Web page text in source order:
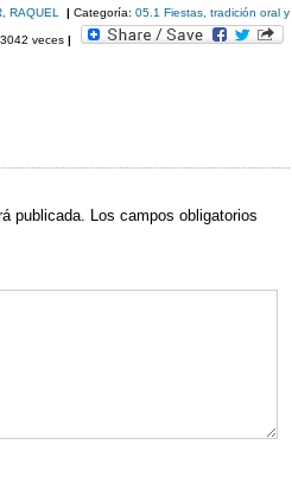
RAQUEL | Categoría:05.1 Fiestas, tradición oral y
veces|
publicada. Los campos obligatorios